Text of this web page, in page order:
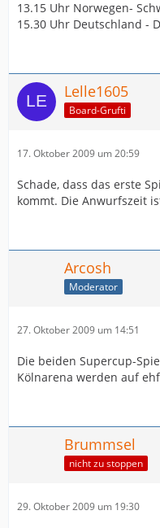
13.15 Uhr Norwegen-
15.30 Uhr Deutschland -
Lelle1605
Board-Grufti
17. Oktober 2009 um 20:59
Schade, dass das erste
kommt. Die Anwurfszeit
Arcosh
Moderator
27. Oktober 2009 um 14:51
Die beiden Supercup-
Kölnarena werden auf
Brummsel
nicht zu stoppen
29. Oktober 2009 um 19:30